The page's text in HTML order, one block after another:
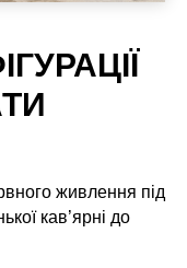
живлення під
кав’ярні до